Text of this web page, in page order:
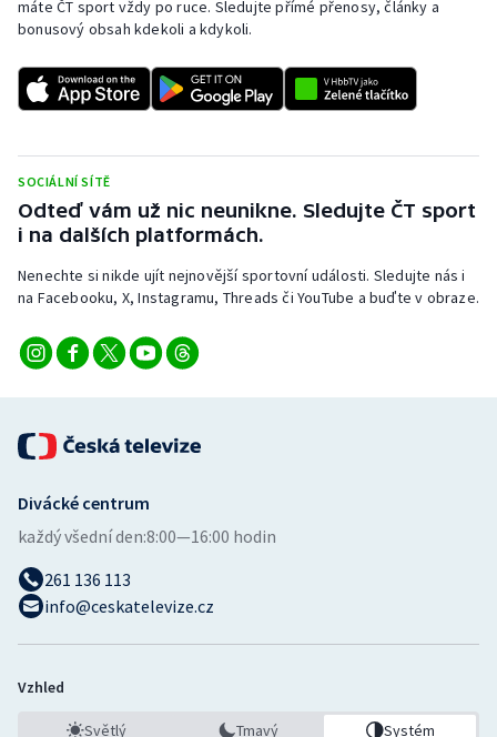
máte ČT sport vždy po ruce. Sledujte přímé přenosy, články a
bonusový obsah kdekoli a kdykoli.
SOCIÁLNÍ SÍTĚ
Odteď vám už nic neunikne. Sledujte ČT sport
i na dalších platformách.
Nenechte si nikde ujít nejnovější sportovní události. Sledujte nás i
na Facebooku, X, Instagramu, Threads či YouTube a buďte v obraze.
Divácké centrum
každý všední den:8:00—16:00 hodin
261 136 113
info@ceskatelevize.cz
Vzhled
Světlý Tmavý Systém